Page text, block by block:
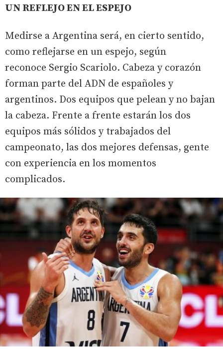
UN REFLEJO EN EL ESPEJO
Medirse a Argentina será, en cierto sentido,
como reflejarse en un espejo, según
reconoce Sergio Scariolo. Cabeza y corazón
forman parte del ADN de españoles y
argentinos. Dos equipos que pelean y no bajan
la cabeza. Frente a frente estarán los dos
equipos más sólidos y trabajados del
campeonato, las dos mejores defensas, gente
con experiencia en los momentos
complicados.